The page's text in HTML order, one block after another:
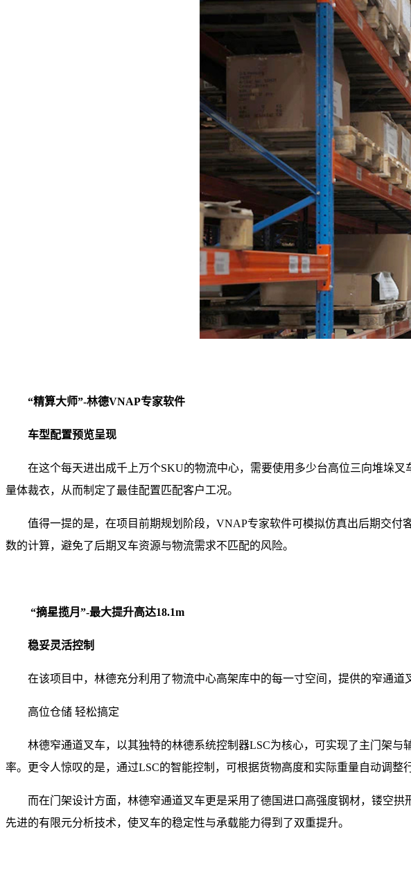
“精算大师”-林德VNAP专家软件
车型配置预览呈现
在这个每天进出成千上万个SKU的物流中心，需要使用多少台高位三向堆垛
量体裁衣，从而制定了最佳配置匹配客户工况。
值得一提的是，在项目前期规划阶段，VNAP专家软件可模拟仿真出后期交
数的计算，避免了后期叉车资源与物流需求不匹配的风险。
“摘星揽月”-最大提升高达18.1m
稳妥灵活控制
在该项目中，林德充分利用了物流中心高架库中的每一寸空间，提供的窄通道
高位仓储 轻松搞定
林德窄通道叉车，以其独特的林德系统控制器LSC为核心，可实现了主门架
率。更令人惊叹的是，通过LSC的智能控制，可根据货物高度和实际重量自动调整
而在门架设计方面，林德窄通道叉车更是采用了德国进口高强度钢材，镂空
先进的有限元分析技术，使叉车的稳定性与承载能力得到了双重提升。